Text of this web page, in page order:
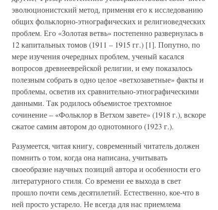
эволюционистский метод, применяя его к исследованию
общих фольклорно-этнографических и религиоведческих
проблем. Его «Золотая ветвь» постепенно развернулась в
12 капитальных томов (1911 – 1915 гг.) [1]. Попутно, по
мере изучения очередных проблем, ученый касался
вопросов древнееврейской религии, и ему показалось
полезным собрать в одно целое «ветхозаветные» факты и
проблемы, осветив их сравнительно-этнографическими
данными. Так родилось объемистое трехтомное
сочинение – «Фольклор в Ветхом завете» (1918 г.), вскоре
сжатое самим автором до однотомного (1923 г.).
Разумеется, читая книгу, современный читатель должен
помнить о том, когда она написана, учитывать
своеобразие научных позиций автора и особенности его
литературного стиля. Со времени ее выхода в свет
прошло почти семь десятилетий. Естественно, кое-что в
ней просто устарело. Не всегда для нас приемлема